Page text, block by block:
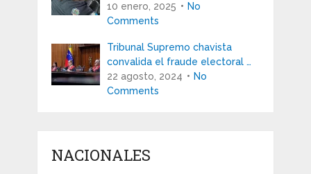
10 enero, 2025
No
Comments
Tribunal Supremo chavista
convalida el fraude electoral …
22 agosto, 2024
No
Comments
NACIONALES